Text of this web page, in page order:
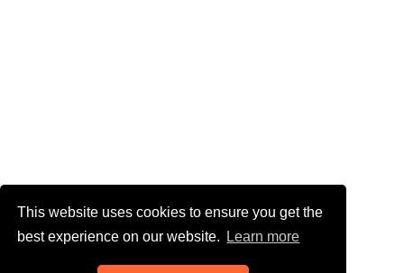
This website uses cookies to ensure you get the
best experience on our website.
Learn more